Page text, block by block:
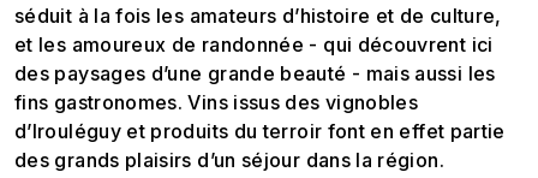
séduit à la fois les amateurs d’histoire et de culture,
et les amoureux de randonnée - qui découvrent ici
des paysages d’une grande beauté - mais aussi les
fins gastronomes. Vins issus des vignobles
d’Irouléguy et produits du terroir font en effet partie
des grands plaisirs d’un séjour dans la région.